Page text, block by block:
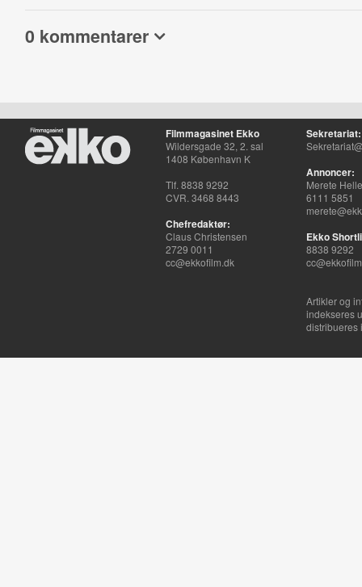
0 kommentarer
Filmmagasinet Ekko
Wildersgade 32, 2. sal
1408 København K
Tlf. 8838 9292
CVR. 3468 8443
Chefredaktør:
Claus Christensen
2729 0011
cc@ekkofilm.dk
Sekretariat:
Annoncer:
Merete
6111 5851
Ekko
8838 9292
Artikler og
indekseres
distribueres